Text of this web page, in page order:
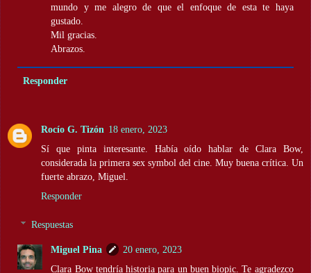
mundo y me alegro de que el enfoque de esta te haya
gustado.
Mil gracias.
Abrazos.
Responder
Rocío G. Tizón 18 enero, 2023
Sí que pinta interesante. Había oído hablar de Clara Bow,
considerada la primera sex symbol del cine. Muy buena crítica. Un
fuerte abrazo, Miguel.
Responder
Respuestas
Miguel Pina
20 enero, 2023
Clara Bow tendría historia para un buen biopic. Te agradezco